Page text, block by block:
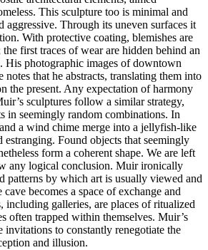
This sculpture too is minimal and
aggressive. Through its uneven surfaces it
With protective coating, blemishes are
first traces of wear are hidden behind an
His photographic images of downtown
that he abstracts, translating them into
the present. Any expectation of harmony
sculptures follow a similar strategy,
in seemingly random combinations. In
a wind chime merge into a jellyfish-like
Found objects that seemingly
form a coherent shape. We are left
any logical conclusion. Muir ironically
patterns by which art is usually viewed and
becomes a space of exchange and
including galleries, are places of ritualized
often trapped within themselves. Muir’s
invitations to constantly renegotiate the
and illusion.